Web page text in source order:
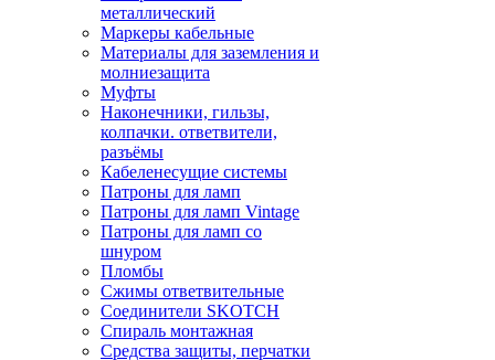
металлический
Маркеры кабельные
Материалы для заземления и
молниезащита
Муфты
Наконечники, гильзы,
колпачки. ответвители,
разъёмы
Кабеленесущие системы
Патроны для ламп
Патроны для ламп Vintage
Патроны для ламп со
шнуром
Пломбы
Сжимы ответвительные
Соединители SKOTCH
Спираль монтажная
Средства защиты, перчатки